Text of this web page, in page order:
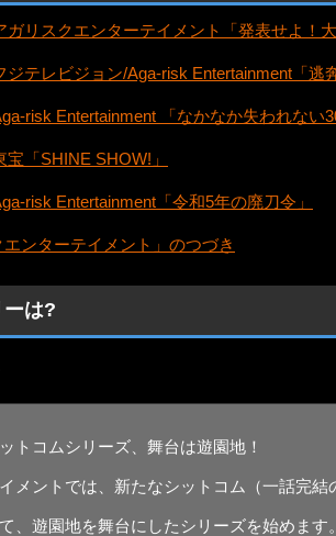
ガリスクエンターテイメント「発表せよ！
ジテレビジョン/Aga-risk Entertainment「逃
risk Entertainment 「なかなか失われない
宝「SHINE SHOW!」
risk Entertainment「令和5年の廃刀令」
エンターテイメント」のつづき
は?
トコムシリーズ、舞台は遊園地！
メントでは、新たなシットコム（一話完結
、遊園地を舞台にしたシリーズを始めます。